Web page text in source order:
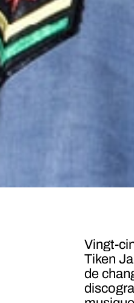
Vingt-
Tiken
de